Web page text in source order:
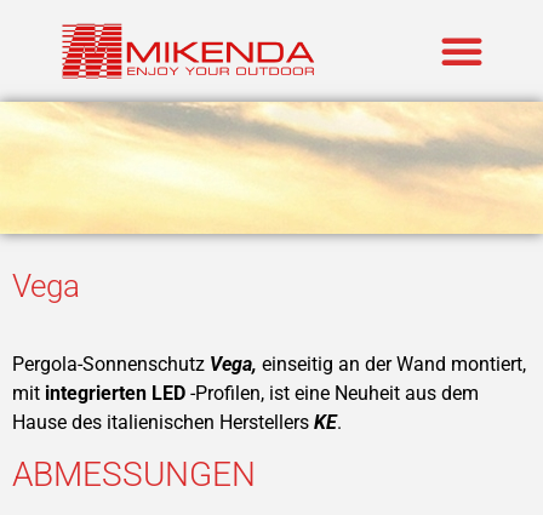
Vega
Pergola-Sonnenschutz Vega, einseitig an der Wand montiert,
mit integrierten LED -Profilen, ist eine Neuheit aus dem
Hause des italienischen Herstellers KE.
ABMESSUNGEN